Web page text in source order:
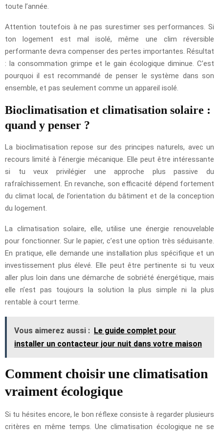
toute l’année.
Attention toutefois à ne pas surestimer ses performances. Si
ton logement est mal isolé, même une clim réversible
performante devra compenser des pertes importantes. Résultat
: la consommation grimpe et le gain écologique diminue. C’est
pourquoi il est recommandé de penser le système dans son
ensemble, et pas seulement comme un appareil isolé.
Bioclimatisation et climatisation solaire :
quand y penser ?
La bioclimatisation repose sur des principes naturels, avec un
recours limité à l’énergie mécanique. Elle peut être intéressante
si tu veux privilégier une approche plus passive du
rafraîchissement. En revanche, son efficacité dépend fortement
du climat local, de l’orientation du bâtiment et de la conception
du logement.
La climatisation solaire, elle, utilise une énergie renouvelable
pour fonctionner. Sur le papier, c’est une option très séduisante.
En pratique, elle demande une installation plus spécifique et un
investissement plus élevé. Elle peut être pertinente si tu veux
aller plus loin dans une démarche de sobriété énergétique, mais
elle n’est pas toujours la solution la plus simple ni la plus
rentable à court terme.
Vous aimerez aussi : Le guide complet pour
installer un contacteur jour nuit dans votre maison
Comment choisir une climatisation
vraiment écologique
Si tu hésites encore, le bon réflexe consiste à regarder plusieurs
critères en même temps. Une climatisation écologique ne se